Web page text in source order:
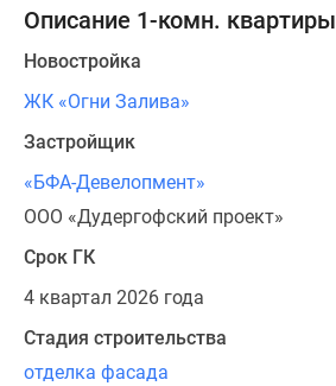
Описание 1-комн. квартиры
Новостройка
ЖК «Огни Залива»
Застройщик
«БФА-Девелопмент»
ООО «Дудергофский проект»
Срок ГК
4 квартал 2026 года
Стадия строительства
отделка фасада